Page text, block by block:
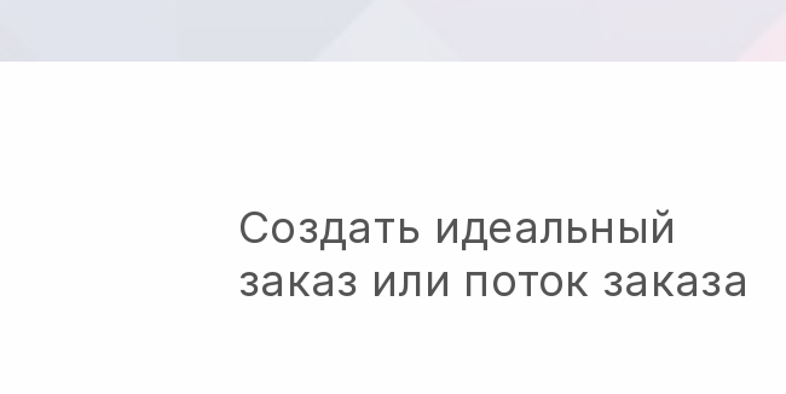
Создать идеальный
заказ или поток заказа